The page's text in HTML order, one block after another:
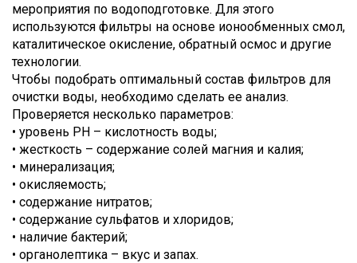
мероприятия по водоподготовке. Для этого
используются фильтры на основе ионообменных смол,
каталитическое окисление, обратный осмос и другие
технологии.
Чтобы подобрать оптимальный состав фильтров для
очистки воды, необходимо сделать ее анализ.
Проверяется несколько параметров:
• уровень PH – кислотность воды;
• жесткость – содержание солей магния и калия;
• минерализация;
• окисляемость;
• содержание нитратов;
• содержание сульфатов и хлоридов;
• наличие бактерий;
• органолептика – вкус и запах.